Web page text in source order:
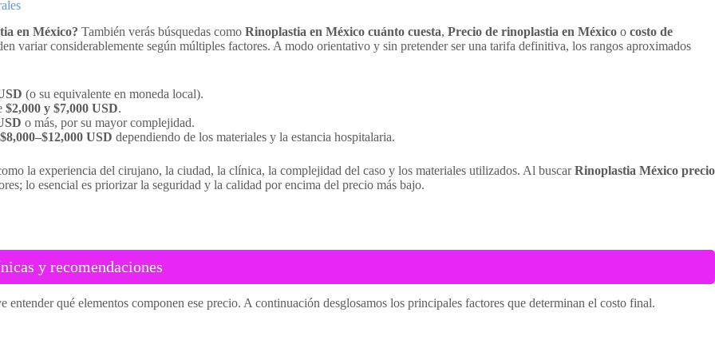
en México? También verás búsquedas como Rinoplastia en México cuánto cuesta, Precio de rinoplastia en México o costo de
variar considerablemente según múltiples factores. A modo orientativo y sin pretender ser una tarifa definitiva, los rangos aproximados
(o su equivalente en moneda local).
$2,000 y $7,000 USD.
o más, por su mayor complejidad.
$8,000–$12,000 USD dependiendo de los materiales y la estancia hospitalaria.
la experiencia del cirujano, la ciudad, la clínica, la complejidad del caso y los materiales utilizados. Al buscarRinoplastia México precio
lo esencial es priorizar la seguridad y la calidad por encima del precio más bajo.
y recomendaciones
entender qué elementos componen ese precio. A continuación desglosamos los principales factores que determinan el costo final.